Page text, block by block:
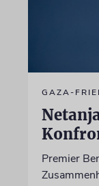
GAZA-
Premier